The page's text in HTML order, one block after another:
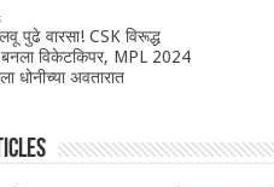
पुढे वारसा! CSK विरूद्ध
विकेटकिपर, MPL 2024
धोनीच्या अवतारात